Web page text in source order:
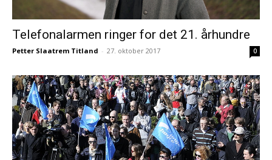
Telefonalarmen ringer for det 21. århundre
Petter Slaatrem Titland - 27. oktober 2017 0